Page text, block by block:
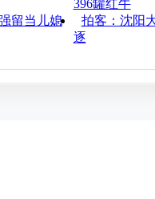
396罐红牛
留当儿媳
拍客：沈阳
逐